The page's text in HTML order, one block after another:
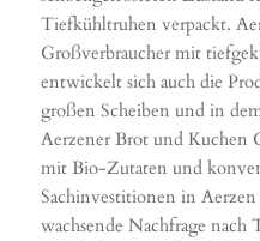
Tiefkühltruhen verpackt.
Großverbraucher mit
entwickelt sich auch die
großen Scheiben und in
Aerzener Brot und Kuchen
mit Bio-Zutaten und
Sachinvestitionen in
wachsende Nachfrage